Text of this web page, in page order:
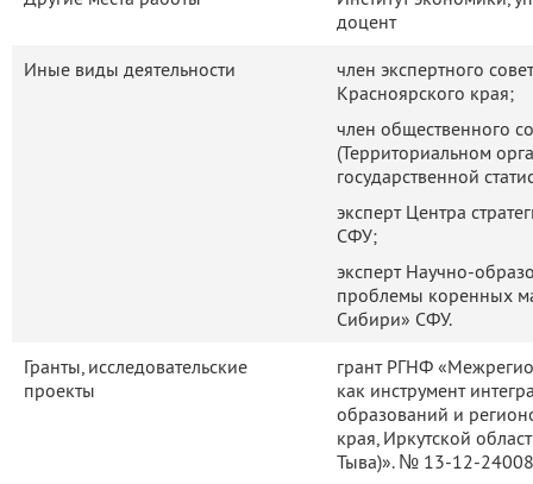
доцент
Иные виды деятельности
член экспертного
Красноярского края;
член общественного
(Территориальном
государственной
эксперт Центра
СФУ;
эксперт Научно-
проблемы коренных
Сибири» СФУ.
Гранты, исследовательские
проекты
грант РГНФ
как инструмент
образований и
края, Иркутской
Тыва)». № 13-12-